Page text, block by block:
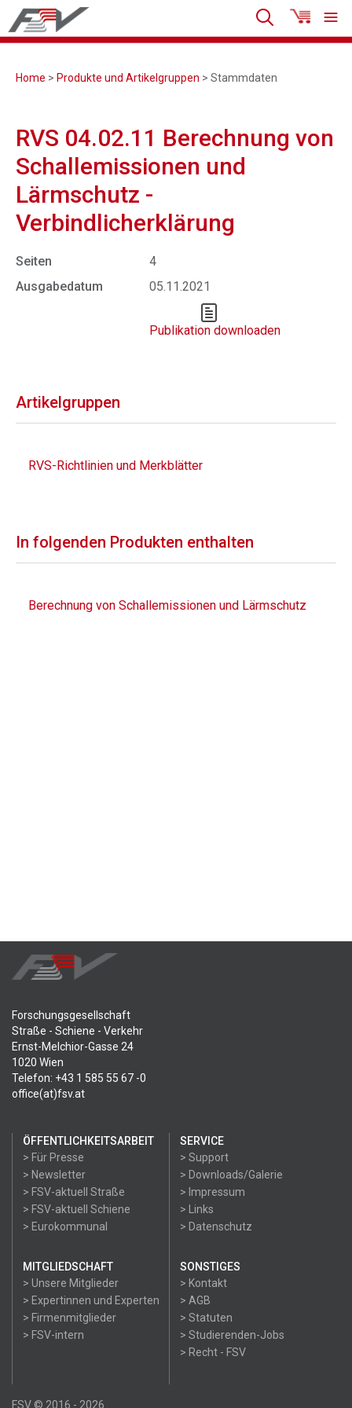
Home > Produkte und Artikelgruppen > Stammdaten
RVS 04.02.11 Berechnung von
Schallemissionen und
Lärmschutz -
Verbindlicherklärung
Seiten
4
Ausgabedatum
05.11.2021
Publikation downloaden
Artikelgruppen
RVS-Richtlinien und Merkblätter
In folgenden Produkten enthalten
Berechnung von Schallemissionen und Lärmschutz
Forschungsgesellschaft
Straße - Schiene - Verkehr
Ernst-Melchior-Gasse 24
1020 Wien
Telefon: +43 1 585 55 67 -0
office(at)fsv.at
ÖFFENTLICHKEITSARBEIT
> Für Presse
> Newsletter
> FSV-aktuell Straße
> FSV-aktuell Schiene
> Eurokommunal
SERVICE
> Support
> Downloads/Galerie
> Impressum
> Links
> Datenschutz
MITGLIEDSCHAFT
> Unsere Mitglieder
> Expertinnen und Experten
> Firmenmitglieder
> FSV-intern
SONSTIGES
> Kontakt
> AGB
> Statuten
> Studierenden-Jobs
> Recht - FSV
FSV © 2016 - 2026